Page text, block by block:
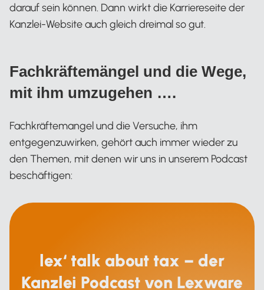
darauf sein können. Dann wirkt die Karriereseite der
Kanzlei-Website auch gleich dreimal so gut.
Fachkräftemängel und die Wege,
mit ihm umzugehen ….
Fachkräftemangel und die Versuche, ihm
entgegenzuwirken, gehört auch immer wieder zu
den Themen, mit denen wir uns in unserem Podcast
beschäftigen:
lex‘ talk about tax – der
Kanzlei Podcast von Lexware